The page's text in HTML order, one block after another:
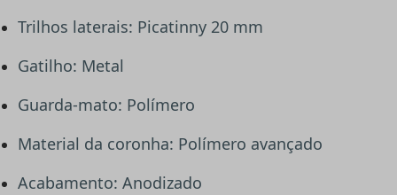
Trilhos laterais: Picatinny 20 mm
Gatilho: Metal
Guarda-mato: Polímero
Material da coronha: Polímero avançado
Acabamento: Anodizado